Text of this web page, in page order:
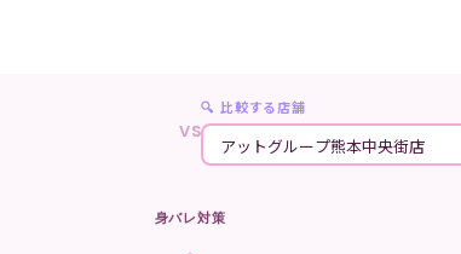
VS
🔍 比較する店舗